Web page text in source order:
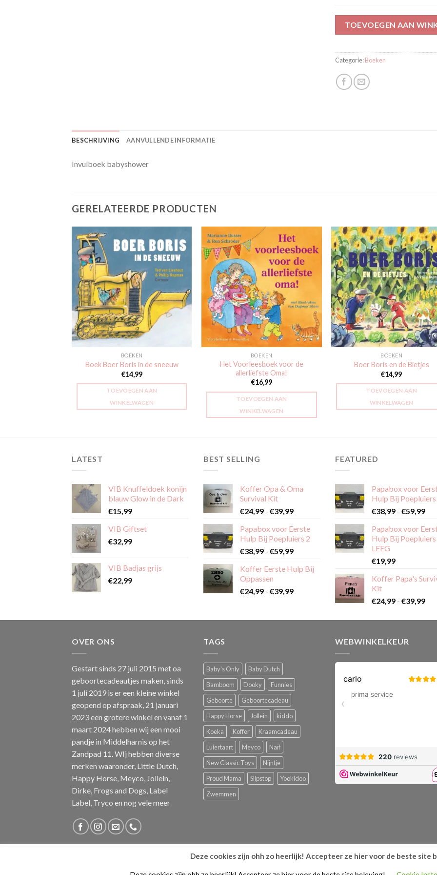
TOEVOEGEN AAN
Categorie:Boeken
BESCHRIJVING AANVULLENDE INFORMATIE
Invulboek babyshower
GERELATEERDE PRODUCTEN
Toevoegen
aan
BOEKEN
Boek Boer Boris in de sneeuw
€14,99
TOEVOEGEN AAN
WINKELWAGEN
Toevoegen
aan
verlanglijst
BOEKEN
Het Voorleesboek voor de
allerliefste Oma!
€16,99
TOEVOEGEN AAN
WINKELWAGEN
aan
BOEKEN
Boer Boris en de Bietjes
€14,99
TOEVOEGEN AAN
WINKELWAGEN
LATEST
VIB Knuffeldoek konijn
blauw Glow in de Dark
€15,99
VIB Giftset
€32,99
VIB Badjas grijs
€22,99
BEST SELLING
Koffer Opa & Oma
Survival Kit
€24,99 - €39,99Prijsklasse:
tot
€39,99
Papabox voor Eerste
Hulp Bij Poepluiers 2
€38,99 - €59,99Prijsklasse:
tot
Koffer Eerste Hulp Bij
Oppassen
€24,99 - €39,99Prijsklasse:
€39,99
FEATURED
Papabox voor
Hulp Bij Poepluiers
€38,99 - €59,99
tot
Papabox voor
Hulp Bij Poepluiers
LEEG
€19,99
Koffer Papa's
Kit
€24,99 - €39,99
tot
OVER ONS
Gestart sinds 27 juli 2015 met oa
geboortecadeautjes maken, sinds
1 juli 2019 is er een kleine winkel
geopend op afspraak, 21 januari
2023 een grotere winkel en vanaf 1
maart 2024 hebben wij een mooi
pandje in Middelharnis op het
Zandpad 11. WIj hebben diverse
merken waaronder, Little Dutch,
Happy Horse, Meyco, Jollein,
Dirke, Frogs and Dogs, Label
Label, Tryco en nog vele meer
TAGS
Baby's Only
Baby Dutch
Bamboom
Dooky
Funnies
Geboorte
Geboortecadeau
Happy Horse
Jollein
kiddo
Koeka
Koffer
Kraamcadeau
Luiertaart
Meyco
Naïf
New Classic Toys
Nijntje
Proud Mama
Slipstop
Yookidoo
Zwemmen
WEBWINKELKEUR
Deze cookies zijn ohh zo heerlijk! Accepteer ze hier voor de beste site